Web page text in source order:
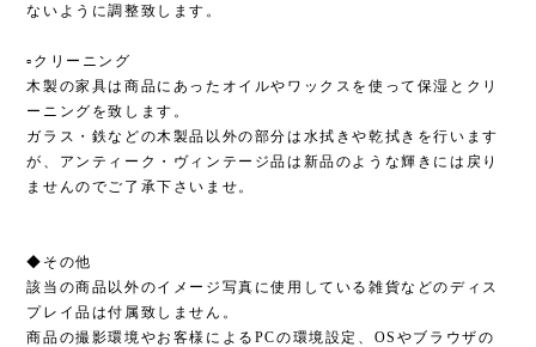
ないように調整致します。
▫︎クリーニング
木製の家具は商品にあったオイルやワックスを使って保湿とクリ
ーニングを致します。
ガラス・鉄などの木製品以外の部分は水拭きや乾拭きを行います
が、アンティーク・ヴィンテージ品は新品のような輝きには戻り
ませんのでご了承下さいませ。
◆その他
該当の商品以外のイメージ写真に使用している雑貨などのディス
プレイ品は付属致しません。
商品の撮影環境やお客様によるPCの環境設定、OSやブラウザの